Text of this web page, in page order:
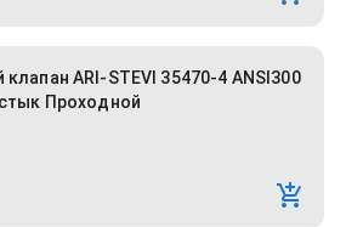
ARI-STEVI 35470-4 ANSI300
Проходной